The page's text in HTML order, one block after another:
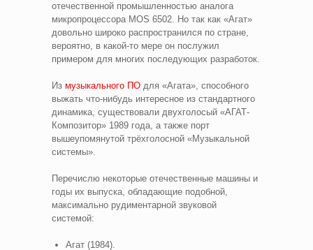
отечественной промышленностью аналога
микропроцессора MOS 6502. Но так как «Агат»
довольно широко распространился по стране,
вероятно, в какой-то мере он послужил
примером для многих последующих разработок.
Из музыкального ПО для «Агата», способного
выжать что-нибудь интересное из стандартного
динамика, существовали двухголосый «АГАТ-
Композитор» 1989 года, а также порт
вышеупомянутой трёхголосной «Музыкальной
системы».
Перечислю некоторые отечественные машины и
годы их выпуска, обладающие подобной,
максимально рудиментарной звуковой
системой:
Агат (1984).